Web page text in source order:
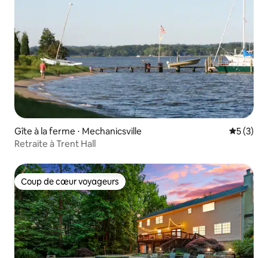
Gîte à la ferme ⋅ Mechanicsville
5 (3)
Retraite à Trent Hall
Coup de cœur voyageurs
Coup de cœur voyageurs